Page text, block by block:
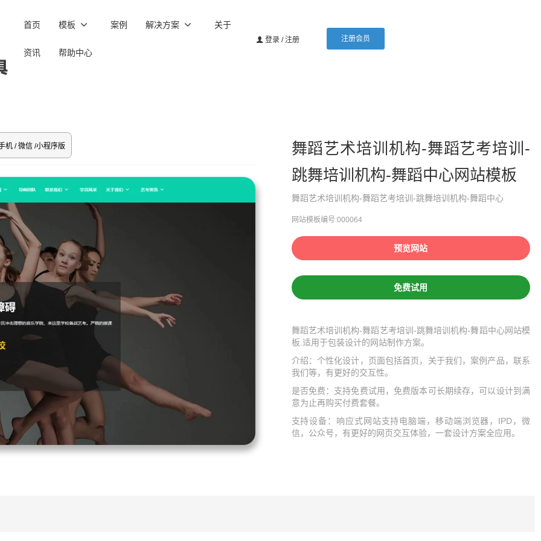
首页 模板 案例 解决方案 关于
资讯 帮助中心
登录 / 注册 注册会员
机 / 微信 /小程序版
舞蹈艺术培训机构-舞蹈艺考培训-
跳舞培训机构-舞蹈中心网站模板
舞蹈艺术培训机构-舞蹈艺考培训-跳舞培训机构-舞蹈中心
网站模板编号:000064
预览网站
免费试用
舞蹈艺术培训机构-舞蹈艺考培训-跳舞培训机构-舞蹈中心网站模
板.适用于包装设计的网站制作方案。
介绍：个性化设计，页面包括首页，关于我们，案例产品，联系
我们等，有更好的交互性。
是否免费：支持免费试用，免费版本可长期续存，可以设计到满
意为止再购买付费套餐。
支持设备：响应式网站支持电脑端，移动端浏览器，IPD，微
信，公众号，有更好的网页交互体验，一套设计方案全应用。